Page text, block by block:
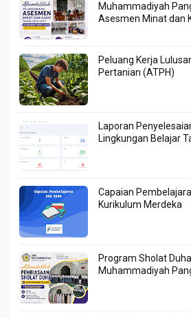
Muhammadiyah
Asesmen Minat dan
Peluang Kerja
Pertanian (ATPH)
Laporan
Lingkungan Belajar
Capaian
Kurikulum Merdeka
Program Sholat
Muhammadiyah